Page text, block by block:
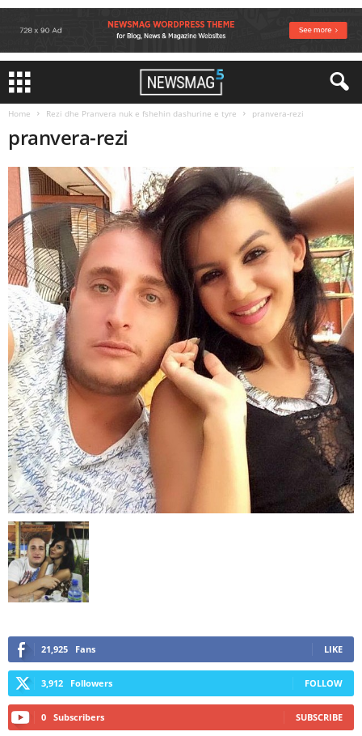
Home Rezi dhe Pranvera nuk e fshehin dashurine e tyre pranvera-rezi
pranvera-rezi
21,925 Fans LIKE
3,912 Followers FOLLOW
0 Subscribers SUBSCRIBE